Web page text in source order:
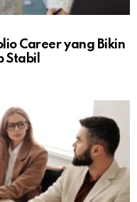
Career yang Bikin
Stabil